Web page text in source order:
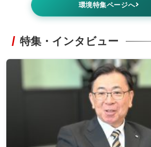
環境特集ページへ
特集・インタビュー